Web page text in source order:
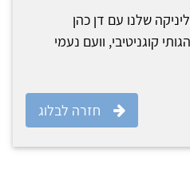
שלנו עם דן כהן
קוגניטיבי, וועם נעמי
חזרה לבלוג